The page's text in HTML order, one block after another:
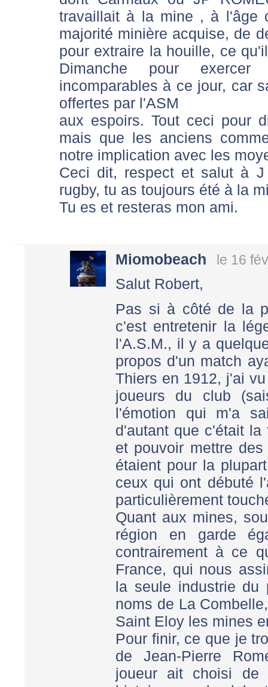
travaillait à la mine , à l'âge
majorité minière acquise, de
pour extraire la houille, ce
Dimanche pour exercer
incomparables à ce jour, car
offertes par l'ASM
aux espoirs. Tout ceci pour
mais que les anciens
notre implication avec les
Ceci dit, respect et salut à
rugby, tu as toujours été à la
Tu es et resteras mon ami.
Miomobeach le 16
Salut Robert,
Pas si à côté de la
c'est entretenir la
l'A.S.M., il y a
propos d'un match
Thiers en 1912, j'ai
joueurs du club
l'émotion qui m'a
d'autant que c'était
et pouvoir mettre
étaient pour la
ceux qui ont débuté
particulièrement
Quant aux mines,
région en garde
contrairement à ce
France, qui nous
la seule industrie du
noms de La
Saint Eloy les mines
Pour finir, ce que je
de Jean-Pierre
joueur ait choisi de